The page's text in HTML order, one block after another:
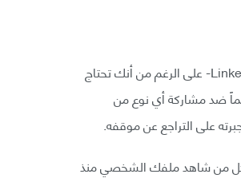
لطالما كانت ميزة (من زار ملفك الشخصي) إحدى أكثر الميزات المحبوبة على موقع -Linkedln- على الرغم من أنك تحتاج
ضد مشاركة أي نوع من
على التراجع عن موقفه.
من شاهد ملفك الشخصي منذ